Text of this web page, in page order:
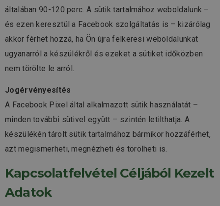
általában 90-120 perc. A sütik tartalmához weboldalunk –
és ezen keresztül a Facebook szolgáltatás is – kizárólag
akkor férhet hozzá, ha Ön újra felkeresi weboldalunkat
ugyanarról a készülékről és ezeket a sütiket időközben
nem törölte le arról.
Jogérvényesítés
A Facebook Pixel által alkalmazott sütik használatát –
minden további sütivel együtt – szintén letilthatja. A
készülékén tárolt sütik tartalmához bármikor hozzáférhet,
azt megismerheti, megnézheti és törölheti is.
Kapcsolatfelvétel Céljából Kezelt
Adatok